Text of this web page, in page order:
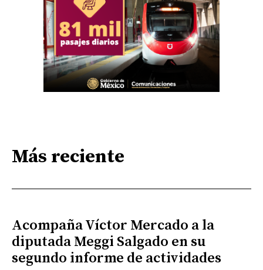
Más reciente
Acompaña Víctor Mercado a la
diputada Meggi Salgado en su
segundo informe de actividades